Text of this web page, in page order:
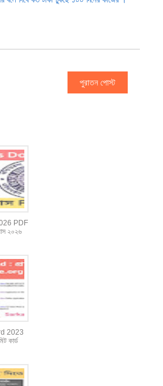
পুরাতন পোস্ট
PDF
২০২৬
2023
কার্ড